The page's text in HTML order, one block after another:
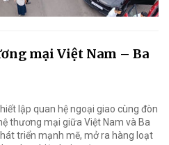
mại Việt Nam – Ba
lập quan hệ ngoại giao cùng đòn
thương mại giữa Việt Nam và Ba
triển mạnh mẽ, mở ra hàng loạt